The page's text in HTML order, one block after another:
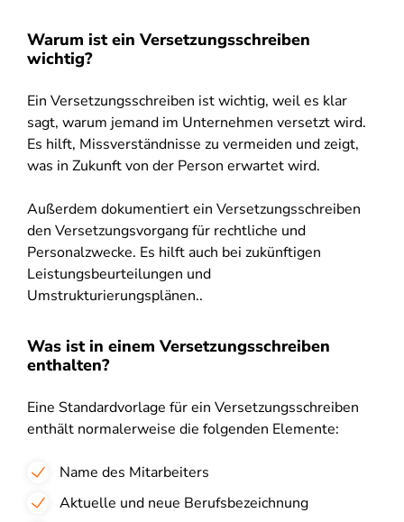
Warum ist ein Versetzungsschreiben
wichtig?
Ein Versetzungsschreiben ist wichtig, weil es klar
sagt, warum jemand im Unternehmen versetzt wird.
Es hilft, Missverständnisse zu vermeiden und zeigt,
was in Zukunft von der Person erwartet wird.
Außerdem dokumentiert ein Versetzungsschreiben
den Versetzungsvorgang für rechtliche und
Personalzwecke. Es hilft auch bei zukünftigen
Leistungsbeurteilungen und
Umstrukturierungsplänen..
Was ist in einem Versetzungsschreiben
enthalten?
Eine Standardvorlage für ein Versetzungsschreiben
enthält normalerweise die folgenden Elemente:
Name des Mitarbeiters
Aktuelle und neue Berufsbezeichnung